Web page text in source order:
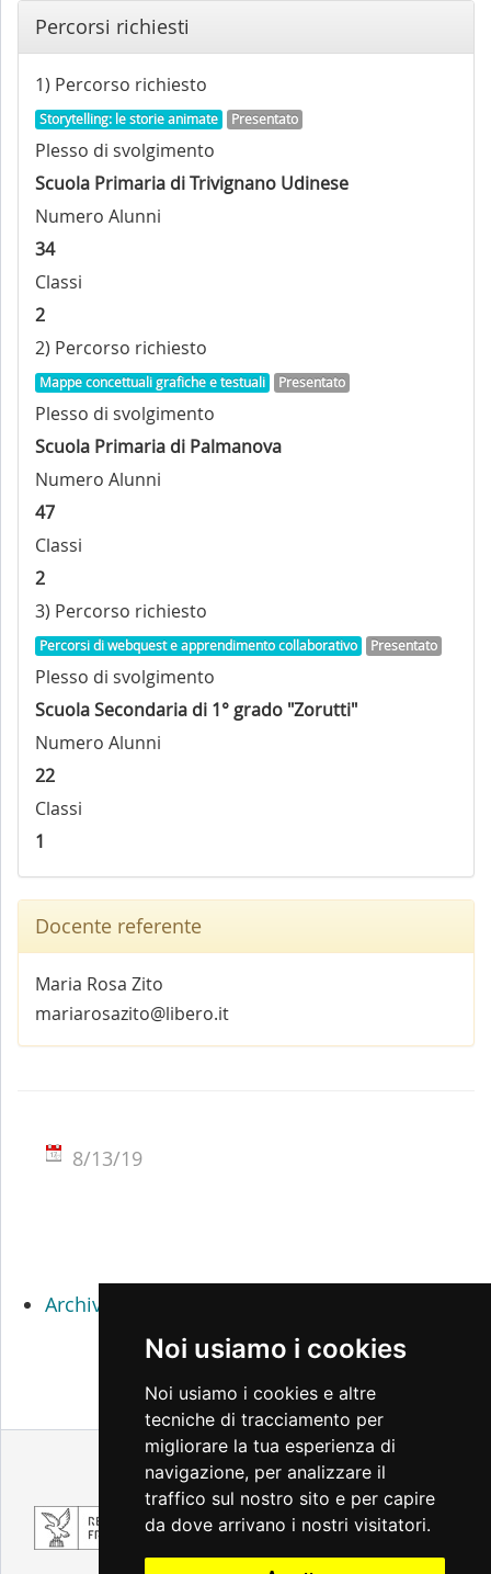
Noi usiamo i cookies
Noi usiamo i cookies e altre
tecniche di tracciamento per
migliorare la tua esperienza di
navigazione, per analizzare il
traffico sul nostro sito e per capire
da dove arrivano i nostri visitatori.
Percorsi richiesti
1) Percorso richiesto
Storytelling: le storie animate Presentato
Plesso di svolgimento
Scuola Primaria di Trivignano Udinese
Numero Alunni
34
Classi
2
2) Percorso richiesto
Mappe concettuali grafiche e testuali Presentato
Plesso di svolgimento
Scuola Primaria di Palmanova
Numero Alunni
47
Classi
2
3) Percorso richiesto
Percorsi di webquest e apprendimento collaborativo Presentato
Plesso di svolgimento
Scuola Secondaria di 1° grado "Zorutti"
Numero Alunni
22
Classi
1
Docente referente
Maria Rosa Zito
mariarosazito@libero.it
8/13/19
Archivio percorsi didattici 2017 / 2018
Note legali
Accessibilità
Cambio preferenze cookie